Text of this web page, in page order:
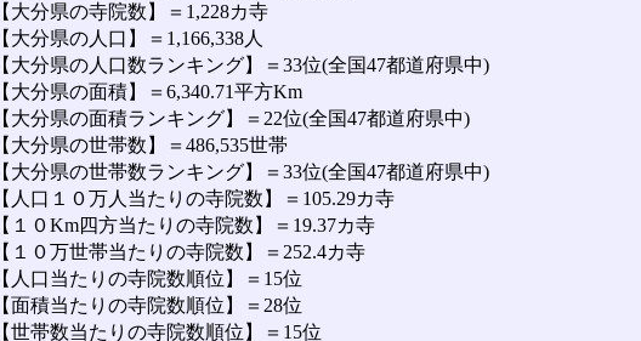
【大分県の寺院数】＝1,228カ寺
【大分県の人口】＝1,166,338人
【大分県の人口数ランキング】＝33位(全国47都道府県中)
【大分県の面積】＝6,340.71平方Km
【大分県の面積ランキング】＝22位(全国47都道府県中)
【大分県の世帯数】＝486,535世帯
【大分県の世帯数ランキング】＝33位(全国47都道府県中)
【人口１０万人当たりの寺院数】＝105.29カ寺
【１０Km四方当たりの寺院数】＝19.37カ寺
【１０万世帯当たりの寺院数】＝252.4カ寺
【人口当たりの寺院数順位】＝15位
【面積当たりの寺院数順位】＝28位
【世帯数当たりの寺院数順位】＝15位